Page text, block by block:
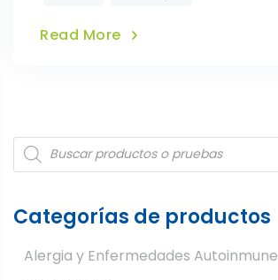
Read More
Products
search
Categorías de productos
Alergia y Enfermedades Autoinmune